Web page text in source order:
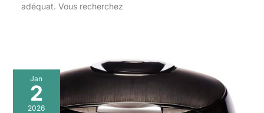
adéquat. Vous recherchez
Jan
2
2026